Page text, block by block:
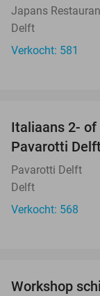
Japans
Delft
Verkocht: 581
Italiaans 2- of
Pavarotti Delft
Pavarotti Delft
Delft
Verkocht: 568
Workshop